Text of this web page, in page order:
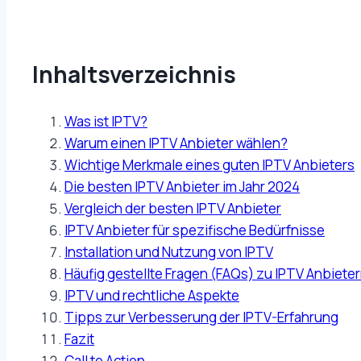
Inhaltsverzeichnis
Was ist IPTV?
Warum einen IPTV Anbieter wählen?
Wichtige Merkmale eines guten IPTV Anbieters
Die besten IPTV Anbieter im Jahr 2024
Vergleich der besten IPTV Anbieter
IPTV Anbieter für spezifische Bedürfnisse
Installation und Nutzung von IPTV
Häufig gestellte Fragen (FAQs) zu IPTV
IPTV und rechtliche Aspekte
Tipps zur Verbesserung der IPTV-Erfahrung
Fazit